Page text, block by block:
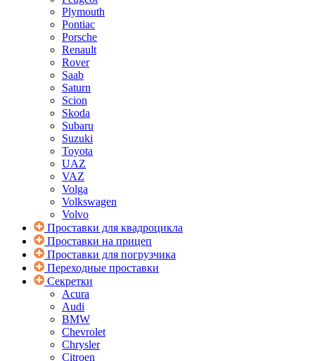
Plymouth
Pontiac
Porsche
Renault
Rover
Saab
Saturn
Scion
Skoda
Subaru
Suzuki
Toyota
UAZ
VAZ
Volga
Volkswagen
Volvo
Проставки для квадроцикла
Проставки на прицеп
Проставки для погрузчика
Переходные проставки
Секретки
Acura
Audi
BMW
Chevrolet
Chrysler
Citroen